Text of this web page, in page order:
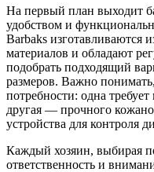
На первый план выходит
удобством и
Barbaks изготавливаются
материалов и обладают
подобрать подходящий
размеров. Важно
потребности: одна
другая — прочного
устройства для контроля
Каждый хозяин, выбирая
ответственность и